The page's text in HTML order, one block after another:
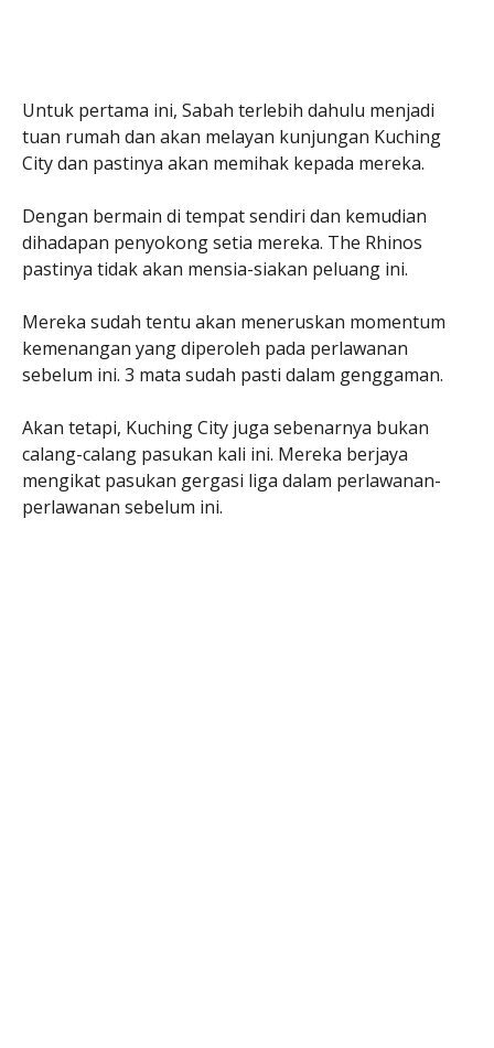
Untuk pertama ini, Sabah terlebih dahulu menjadi
tuan rumah dan akan melayan kunjungan Kuching
City dan pastinya akan memihak kepada mereka.
Dengan bermain di tempat sendiri dan kemudian
dihadapan penyokong setia mereka. The Rhinos
pastinya tidak akan mensia-siakan peluang ini.
Mereka sudah tentu akan meneruskan momentum
kemenangan yang diperoleh pada perlawanan
sebelum ini. 3 mata sudah pasti dalam genggaman.
Akan tetapi, Kuching City juga sebenarnya bukan
calang-calang pasukan kali ini. Mereka berjaya
mengikat pasukan gergasi liga dalam perlawanan-
perlawanan sebelum ini.